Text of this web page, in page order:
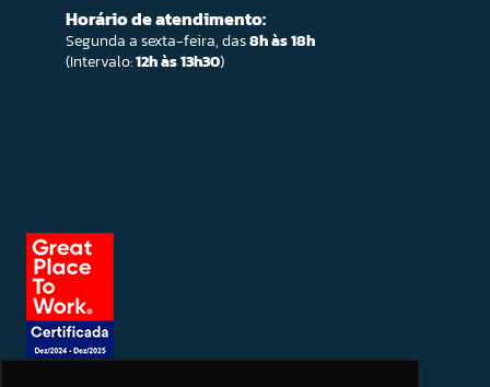
Horário de atendimento:
Segunda a sexta-feira, das8h às 18h
(Intervalo:12h às 13h30)